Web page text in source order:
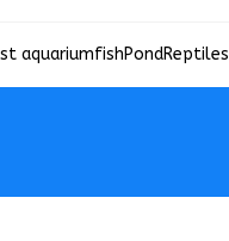
aquariumfishPondReptiles